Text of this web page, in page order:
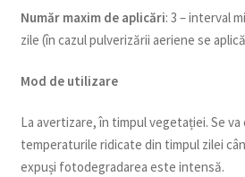
Număr maxim de aplicări: 3 – interval
zile (în cazul pulverizării aeriene se
Mod de utilizare
La avertizare, în timpul vegetației. Se va
temperaturile ridicate din timpul zilei
expuși fotodegradarea este intensă.